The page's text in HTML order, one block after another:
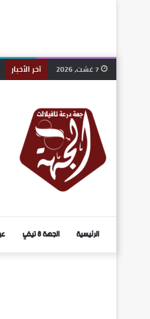
آخر الأخبار
الرئيسية الجهة 8 تيفي